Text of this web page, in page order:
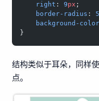
    right
: 9px ;
    border-radius
:
    background-color
}
结构类似于耳朵，同样
点。